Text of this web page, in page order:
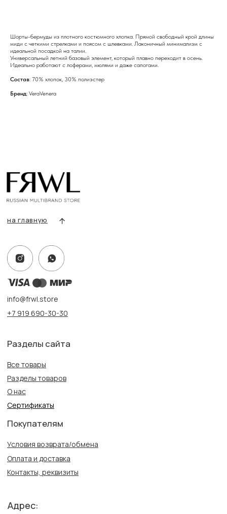
Шорты-бермуды из плотного костюмного хлопка. Прямой свободный крой длины
миди с четкими стрелками и поясом с шлевками. Лаконичный минимализм с
идеальной посадкой на талии.
Универсальный летний базовый элемент, который плавно переходит в осень.
Идеально работают с лоферами, мюлями и даже сапогами.
Состав: 70% хлопок, 30% полиэстер
Бренд: VeraVenera
Покупателям
Условия возврата/обмена
Контакты, реквизиты
Информация
Создание сайта
на главную
г. Казань, ул. Кремлевская, 2а ПН-ВС с 11:00 до 20:00
Адрес:
г. Казань, ул. Проспект Победы, 141 ТЦ МЕГА
ПН-ВС с 10:00 до 22:00
Сертификаты